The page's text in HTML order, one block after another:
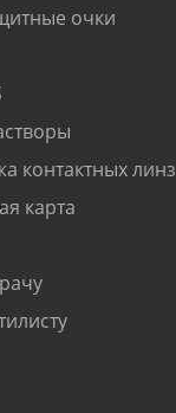
очки
контактных линз
карта